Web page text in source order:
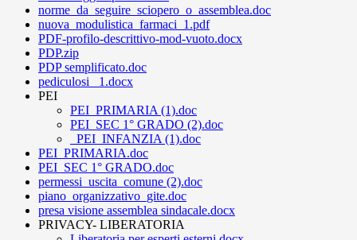
norme_da_seguire_sciopero_o_assemblea.doc
nuova_modulistica_farmaci_1.pdf
PDF-profilo-descrittivo-mod-vuoto.docx
PDP.zip
PDP semplificato.doc
pediculosi _1.docx
PEI
PEI_PRIMARIA (1).doc
PEI_SEC 1° GRADO (2).doc
_PEI_INFANZIA (1).doc
PEI_PRIMARIA.doc
PEI_SEC 1° GRADO.doc
permessi_uscita_comune (2).doc
piano_organizzativo_gite.doc
presa visione assemblea sindacale.docx
PRIVACY- LIBERATORIA